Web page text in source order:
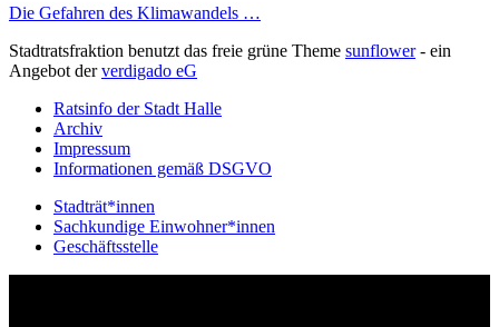
Die Gefahren des Klimawandels …
Stadtratsfraktion benutzt das freie grüne Theme sunflower‐ ein
Angebot derverdigado eG
Ratsinfo der Stadt Halle
Archiv
Impressum
Informationen gemäß DSGVO
Stadträt*innen
Sachkundige Einwohner*innen
Geschäftsstelle